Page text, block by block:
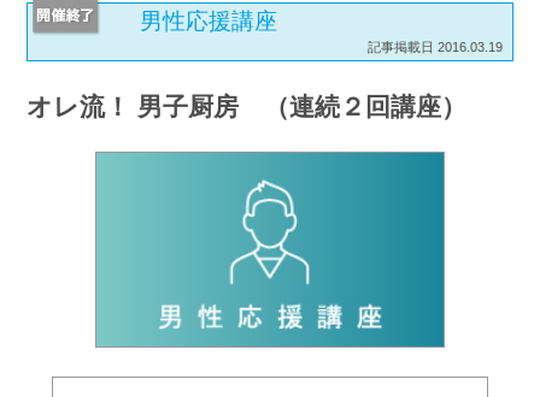
男性応援講座
記事掲載日 2016.03.19
オレ流！ 男子厨房 （連続２回講座）